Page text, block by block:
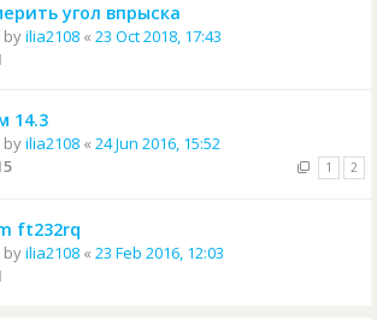
угол впрыска
byilia2108 « 23 Oct 2018, 17:43
14.3
byilia2108 « 24 Jun 2016, 15:52
1 2
ft232rq
byilia2108 « 23 Feb 2016, 12:03